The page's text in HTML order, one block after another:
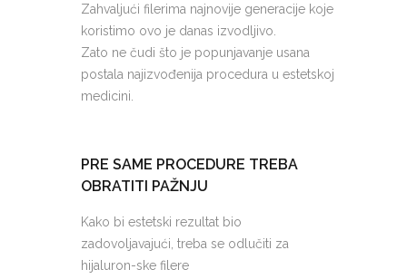
Zahvaljući filerima najnovije generacije koje
koristimo ovo je danas izvodljivo.
Zato ne čudi što je popunjavanje usana
postala najizvođenija procedura u estetskoj
medicini.
PRE SAME PROCEDURE TREBA
OBRATITI PAŽNJU
Kako bi estetski rezultat bio
zadovoljavajući, treba se odlučiti za
hijaluron-ske filere